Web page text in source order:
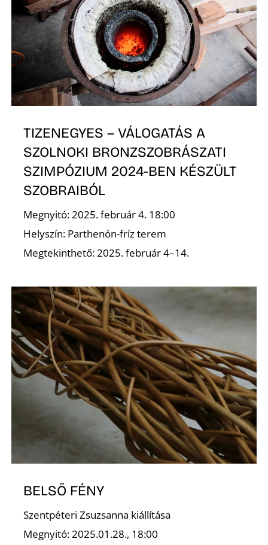
TIZENEGYES – VÁLOGATÁS A
SZOLNOKI BRONZSZOBRÁSZATI
SZIMPÓZIUM 2024-BEN KÉSZÜLT
SZOBRAIBÓL
Megnyitó: 2025. február 4. 18:00
Helyszín: Parthenón-fríz terem
Megtekinthető: 2025. február 4–14.
BELSŐ FÉNY
Szentpéteri Zsuzsanna kiállítása
Megnyitó: 2025.01.28., 18:00